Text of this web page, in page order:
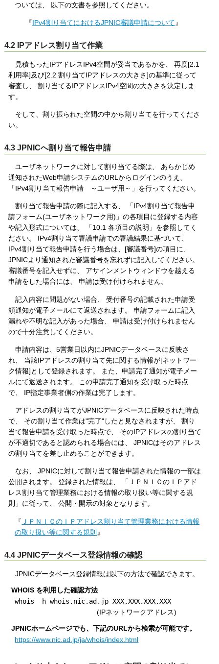
ついては、 以下の文書を参照してください。
『IPv4割り当てにおけるJPNIC審議申請について 』
4.2 IPアドレス割り当て作業
見積もったIPアドレスIPv4空間が妥当であるかを、 再度[2.1
利用率]及び[2.2 割り当てIPアドレスの大きさ]の基準に従って
審査し、 割り当てるIPアドレスIPv4空間の大きさを決定しま
す。
そして、割り振られた空間の中から割り当てを行ってくださ
い。
4.3 JPNICへ割り当て報告申請
ユーザネットワークに対して割り当てる際は、 あらかじめ
通知されたWeb申請システムのURLからログインのうえ、
「IPv4割り当て報告申請 ～ユーザ用～」を行ってください。
割り当て報告申請の際に記入する、 「IPv4割り当て報告申
請フォーム(ユーザネットワーク用)」の各項目に登録する内容
や記入形式については、 「10.1 各項目の説明」を参照してく
ださい。 IPv4割り当て審議申請での審議結果に基づいて、
IPv4割り当て報告申請を行う場合は、[審議番号]の項目に、
JPNICより通知された審議番号を忘れずに記入してください。
審議番号を記入せずに、 アサインメントウィンドウを越える
申請をした場合には、 申請は受け付けられません。
記入内容に問題がない場合、 受付番号の記載された申請受
領通知が電子メールにて返送されます。 申請フォームに記入
漏れや不明な記入があった場合、 申請は受け付けられません
ので十分注意してください。
申請内容は、5営業日以内にJPNICデータベースに反映さ
れ、 当該IPアドレスの割り当て先に関する情報が[ネットワー
ク情報]として登録されます。 また、申請完了通知が電子メー
ルにて返送されます。 この申請完了通知を受け取った時点
で、 IP指定事業者側の作業は完了します。
アドレスの割り当てがJPNICデータベースに反映された時点
で、 その割り当て作業は"完了"したと見なされますが、 割り
当て報告申請を受け取った時点で、 そのIPアドレスの割り当て
が不適切であると認められる場合には、 JPNICはそのアドレス
の割り当てを差し止めることができます。
なお、 JPNICに対して割り当て報告申請された情報の一部は
公開されます。 登録された情報は、 「ＪＰＮＩＣのＩＰアド
レス割り当て管理業務における情報の取り扱い等に関する規
則」に従って、 公開・開示の対象となります。
『 ＪＰＮＩＣのＩＰアドレス割り当て管理業務における情報
の取り扱い等に関する規則 』
4.4 JPNICデータベース登録情報の確認
JPNICデータベース登録情報は以下の方法で確認できます。
WHOIS を利用した確認方法
whois -h whois.nic.ad.jp XXX.XXX.XXX.XXX
(IPネットワークアドレス)
JPNICホームページでも、下記のURLから検索が可能です。
https://www.nic.ad.jp/ja/whois/index.html